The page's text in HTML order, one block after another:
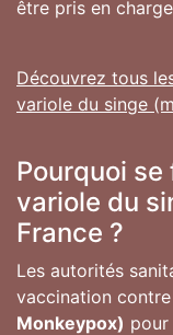
être pris en
Découvrez tous
variole du singe
Pourquoi
variole du
France ?
Les autorités
vaccination
Monkeypox)